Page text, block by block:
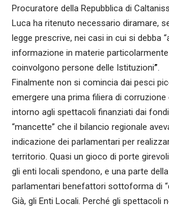
Procuratore della Repubblica di
Luca ha ritenuto necessario diramare,
legge prescrive, nei casi in cui si debba
informazione in materie
coinvolgono persone delle Istituzioni”
Finalmente non si comincia dai pesci
emergere una prima filiera di corruzione
intorno agli spettacoli finanziati dai
“mancette” che il bilancio regionale
indicazione dei parlamentari per
territorio. Quasi un gioco di porte
gli enti locali spendono, e una parte
parlamentari benefattori sottoforma di
Già, gli Enti Locali. Perché gli spettacoli